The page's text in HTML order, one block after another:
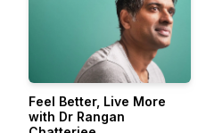
Feel Better, Live More
with Dr Rangan